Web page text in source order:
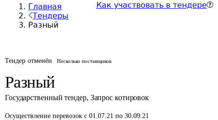
Главная
Тендеры
Разный
Как участвовать в тендере
Тендер отменён Несколько поставщиков
Разный
Государственный тендер, Запрос котировок
Осуществление перевозок с 01.07.21 по 30.09.21